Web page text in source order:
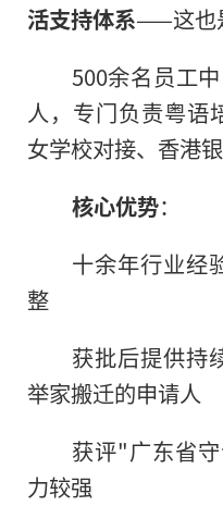
活支持体系——这也
500余名员工
人，专门负责粤语
女学校对接、香港
核心优势：
十余年行业经
整
获批后提供持
举家搬迁的申请人
获评"广东省
力较强